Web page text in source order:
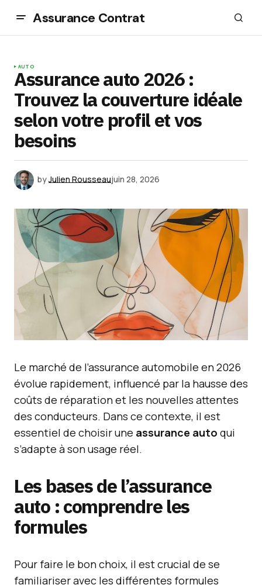
Assurance Contrat
AUTO
Assurance auto 2026 :
Trouvez la couverture idéale
selon votre profil et vos
besoins
byJulien Rousseaujuin 28, 2026
Le marché de l’assurance automobile en 2026
évolue rapidement, influencé par la hausse des
coûts de réparation et les nouvelles attentes
des conducteurs. Dans ce contexte, il est
essentiel de choisir une assurance auto qui
s’adapte à son usage réel.
Les bases de l’assurance
auto : comprendre les
formules
Pour faire le bon choix, il est crucial de se
familiariser avec les différentes formules